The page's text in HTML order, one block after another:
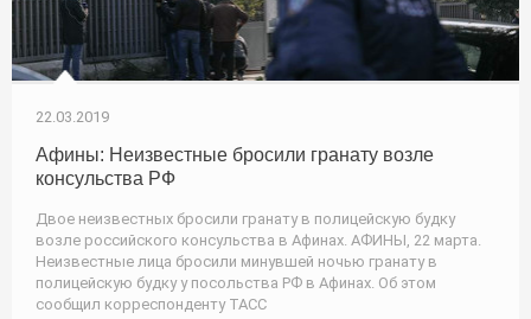
22.03.2019
Афины: Неизвестные бросили гранату возле
консульства РФ
Двое неизвестных бросили гранату в полицейскую будку
возле российского консульства в Афинах. АФИНЫ, 22 марта.
Неизвестные лица бросили минувшей ночью гранату в
полицейскую будку у посольства РФ в Афинах. Об этом
сообщил корреспонденту ТАСС